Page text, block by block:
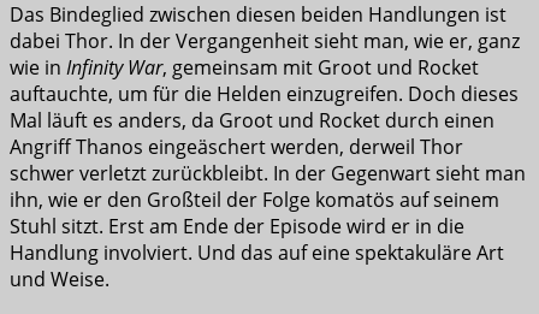
Das Bindeglied zwischen diesen beiden Handlungen ist
dabei Thor. In der Vergangenheit sieht man, wie er, ganz
wie in Infinity War, gemeinsam mit Groot und Rocket
auftauchte, um für die Helden einzugreifen. Doch dieses
Mal läuft es anders, da Groot und Rocket durch einen
Angriff Thanos eingeäschert werden, derweil Thor
schwer verletzt zurückbleibt. In der Gegenwart sieht man
ihn, wie er den Großteil der Folge komatös auf seinem
Stuhl sitzt. Erst am Ende der Episode wird er in die
Handlung involviert. Und das auf eine spektakuläre Art
und Weise.